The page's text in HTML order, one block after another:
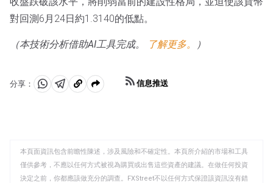
對回測6月24日約1.3140的低點。
（本技術分析借助AI工具完成。 了解更多。 ）
分享：
分 分 複
板
信息推送
本頁面資訊包含前瞻性陳述，涉及風險和不確定性。本頁所介紹的市場和工具
僅供參考，不應以任何方式被視為購買或出售這些資產的建議。在做任何投資
決定之前，你都應該做充分的調查。FXStreet不以任何方式保證該資訊沒有錯